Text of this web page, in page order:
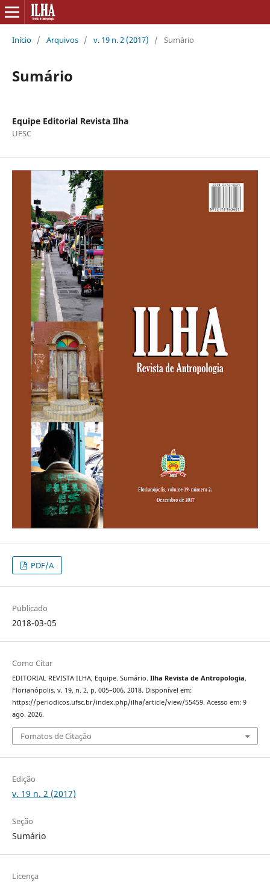
Início / Arquivos / v. 19 n. 2 (2017) / Sumário
Sumário
Equipe Editorial Revista Ilha
UFSC
PDF/A
Publicado
2018-03-05
Como Citar
EDITORIAL REVISTA ILHA, Equipe. Sumário. Ilha Revista de Antropologia,
Florianópolis, v. 19, n. 2, p. 005–006, 2018. Disponível em:
https://periodicos.ufsc.br/index.php/ilha/article/view/55459. Acesso em: 9
ago. 2026.
Fomatos de Citação
Edição
v. 19 n. 2 (2017)
Seção
Sumário
Licença